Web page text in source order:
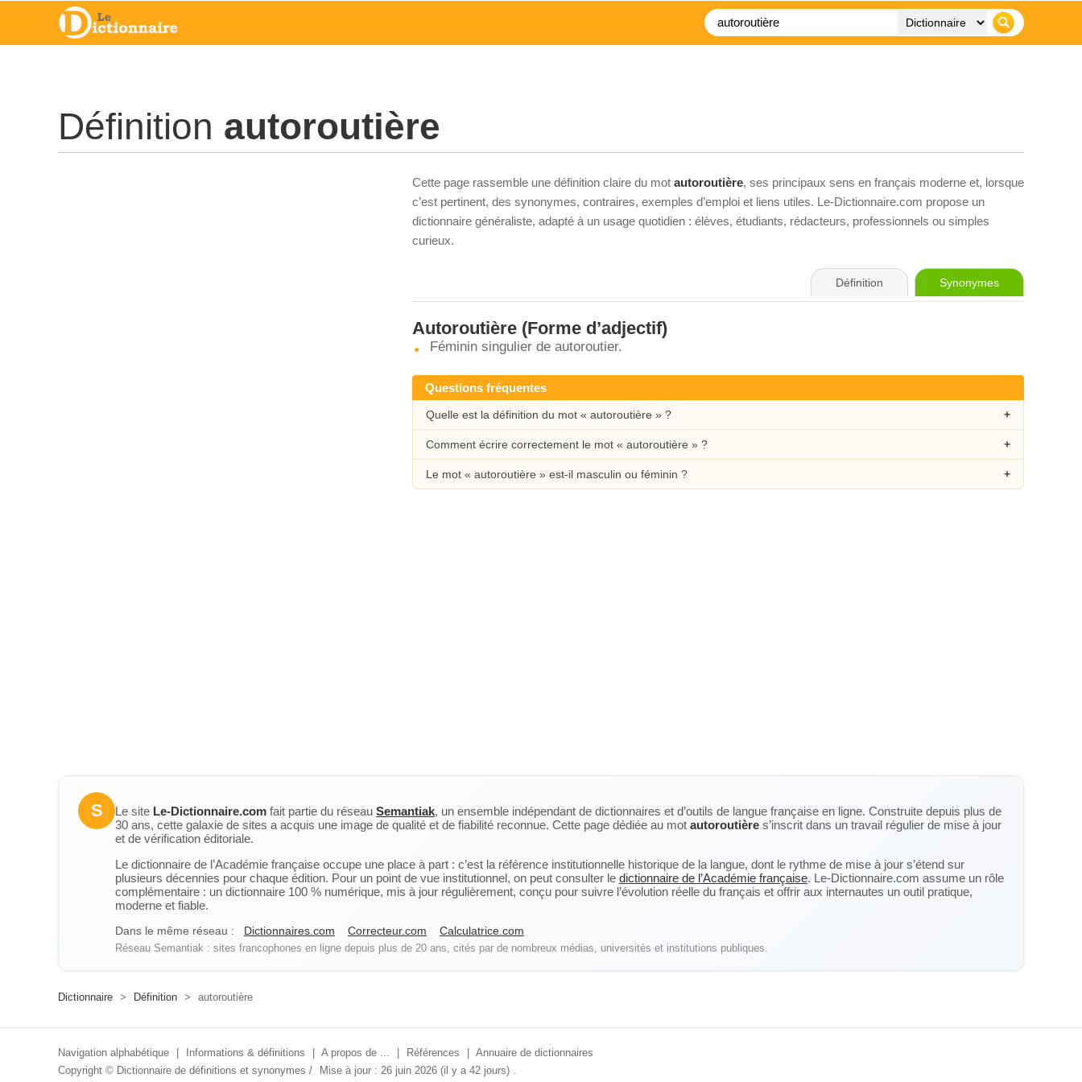
Définition autoroutière
Cette page rassemble une définition claire du mot autoroutière, ses principaux sens en français moderne et, lorsque
c’est pertinent, des synonymes, contraires, exemples d’emploi et liens utiles. Le-Dictionnaire.com propose un
dictionnaire généraliste, adapté à un usage quotidien : élèves, étudiants, rédacteurs, professionnels ou simples
curieux.
Définition Synonymes
Autoroutière (Forme d’adjectif)
Féminin singulier de autoroutier.
Questions fréquentes
Quelle est la définition du mot « autoroutière » ?
Comment écrire correctement le mot « autoroutière » ?
Le mot « autoroutière » est-il masculin ou féminin ?
S Le site Le-Dictionnaire.com fait partie du réseau Semantiak, un ensemble indépendant de dictionnaires et d’outils de langue française en ligne. Construite depuis plus de
30 ans, cette galaxie de sites a acquis une image de qualité et de fiabilité reconnue. Cette page dédiée au mot autoroutière s’inscrit dans un travail régulier de mise à jour
et de vérification éditoriale.
Le dictionnaire de l’Académie française occupe une place à part : c’est la référence institutionnelle historique de la langue, dont le rythme de mise à jour s’étend sur
plusieurs décennies pour chaque édition. Pour un point de vue institutionnel, on peut consulter le dictionnaire de l’Académie française. Le-Dictionnaire.com assume un rôle
complémentaire : un dictionnaire 100 % numérique, mis à jour régulièrement, conçu pour suivre l’évolution réelle du français et offrir aux internautes un outil pratique,
moderne et fiable.
Dans le même réseau : Dictionnaires.com Correcteur.com Calculatrice.com
Réseau Semantiak : sites francophones en ligne depuis plus de 20 ans, cités par de nombreux médias, universités et institutions publiques.
Dictionnaire > Définition > autoroutière
Navigation alphabétique Informations & définitions A propos de ... Références
Annuaire de dictionnaires
Copyright © Dictionnaire de définitions et synonymes / Mise à jour : 26 juin 2026 (il y a 42 jours) .